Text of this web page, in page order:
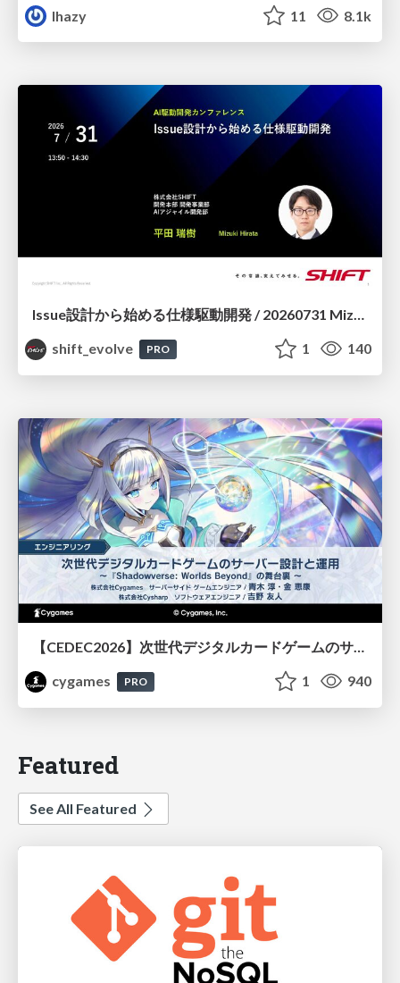
lhazy
11 8.1k
Issue設計から始める仕様駆動開発 / 20260731 Mizuki Hirata
shift_evolve
PRO 1 140
【CEDEC2026】次世代デジタルカードゲームのサーバー設計と運用 〜『Shadowverse: Worlds Beyond』の舞台裏～
cygames
PRO 1 940
Featured
See All Featured